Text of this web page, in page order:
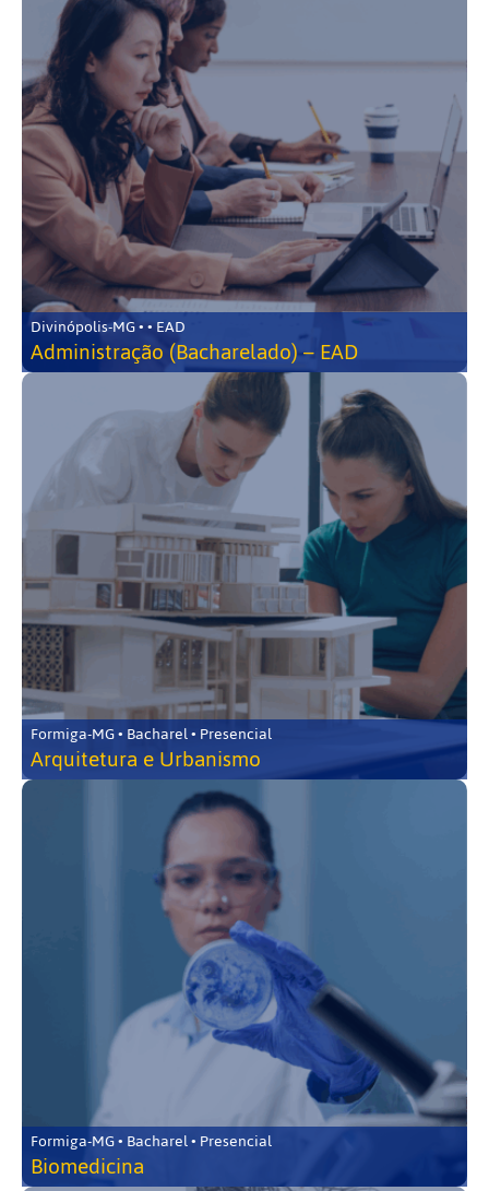
Divinópolis-MG • • EAD
Administração (Bacharelado) – EAD
Formiga-MG • Bacharel • Presencial
Arquitetura e Urbanismo
Formiga-MG • Bacharel • Presencial
Biomedicina